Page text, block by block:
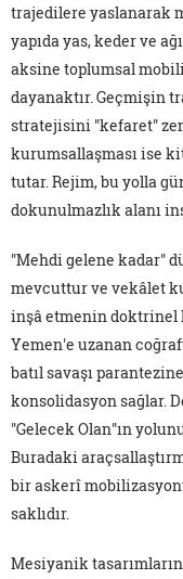
trajedilere yaslanarak
yapıda yas, keder ve
aksine toplumsal
dayanaktır. Geçmişin
stratejisini "kefaret"
kurumsallaşması ise
tutar. Rejim, bu yolla
dokunulmazlık alanı
"Mehdi gelene kadar"
mevcuttur ve vekâlet
inşâ etmenin doktrinel
Yemen'e uzanan
batıl savaşı
konsolidasyon sağlar.
"Gelecek Olan"ın
Buradaki
bir askerî
saklıdır.
Mesiyanik